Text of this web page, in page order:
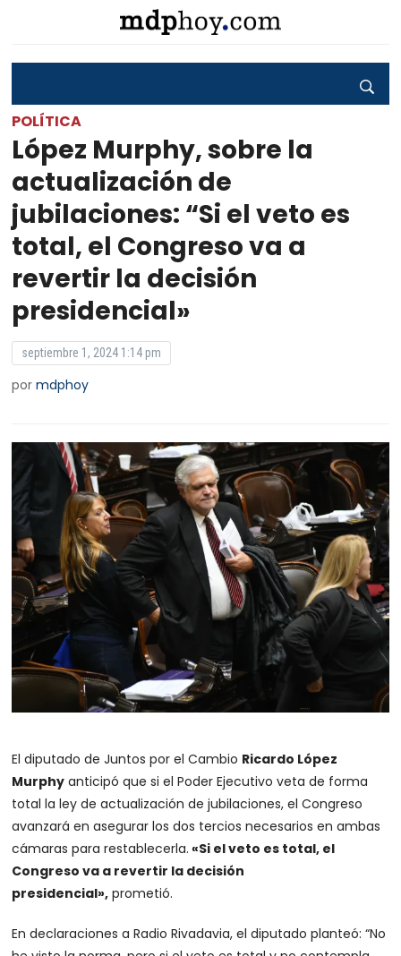
POLÍTICA
López Murphy, sobre la
actualización de
jubilaciones: “Si el veto es
total, el Congreso va a
revertir la decisión
presidencial»
septiembre 1, 2024 1:14 pm
pormdphoy
El diputado de Juntos por el Cambio Ricardo López
Murphy anticipó que si el Poder Ejecutivo veta de forma
total la ley de actualización de jubilaciones, el Congreso
avanzará en asegurar los dos tercios necesarios en ambas
cámaras para restablecerla. «Si el veto es total, el
Congreso va a revertir la decisión
presidencial», prometió.
En declaraciones a Radio Rivadavia, el diputado planteó: “No